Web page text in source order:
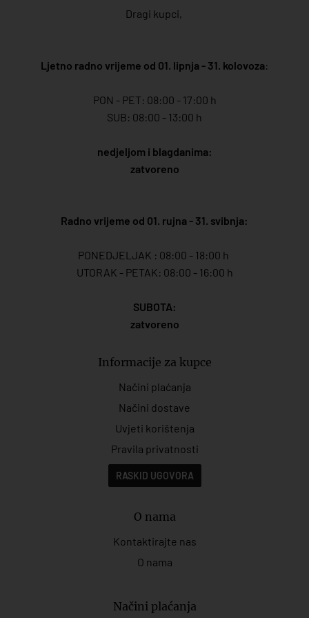
Dragi kupci,
Ljetno radno vrijeme od 01. lipnja - 31. kolovoza:
PON - PET: 08:00 - 17:00 h
SUB: 08:00 - 13:00 h
nedjeljom i blagdanima:
zatvoreno
Radno vrijeme od 01. rujna - 31. svibnja:
PONEDJELJAK : 08:00 - 18:00 h
UTORAK - PETAK: 08:00 - 16:00 h
SUBOTA:
zatvoreno
Informacije za kupce
Načini plaćanja
Načini dostave
Uvjeti korištenja
Pravila privatnosti
RASKID UGOVORA
O nama
Kontaktirajte nas
O nama
Načini plaćanja